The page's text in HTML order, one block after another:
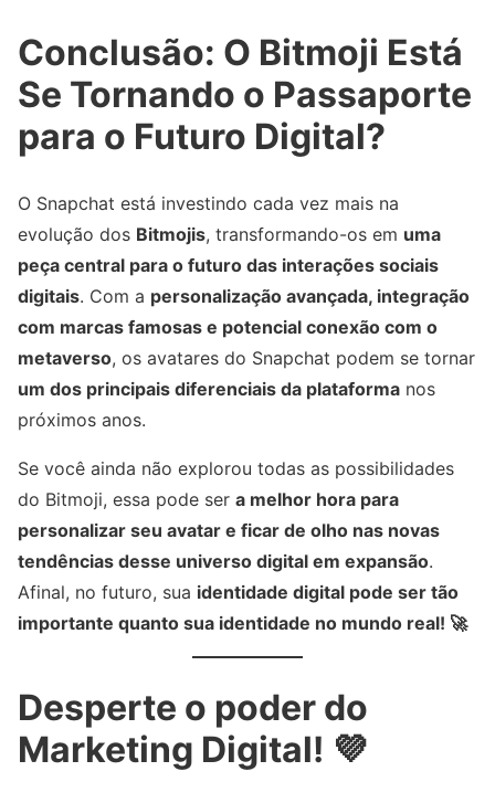
Conclusão: O Bitmoji Está
Se Tornando o Passaporte
para o Futuro Digital?
O Snapchat está investindo cada vez mais na
evolução dos Bitmojis, transformando-os em uma
peça central para o futuro das interações sociais
digitais. Com a personalização avançada, integração
com marcas famosas e potencial conexão com o
metaverso, os avatares do Snapchat podem se tornar
um dos principais diferenciais da plataforma nos
próximos anos.
Se você ainda não explorou todas as possibilidades
do Bitmoji, essa pode ser a melhor hora para
personalizar seu avatar e ficar de olho nas novas
tendências desse universo digital em expansão.
Afinal, no futuro, sua identidade digital pode ser tão
importante quanto sua identidade no mundo real! 🚀
Desperte o poder do
Marketing Digital! 💜